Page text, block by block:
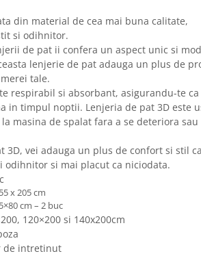
din material de cea mai buna calitate,
si odihnitor.
de pat ii confera un aspect unic si
lenjerie de pat adauga un plus de
tale.
respirabil si absorbant, asigurandu-te ca
in timpul noptii. Lenjeria de pat 3D este
masina de spalat fara a se deteriora sau
3D, vei adauga un plus de confort si stil
odihnitor si mai placut ca niciodata.
x 205 cm
cm – 2 buc
120×200 si 140x200cm
de intretinut